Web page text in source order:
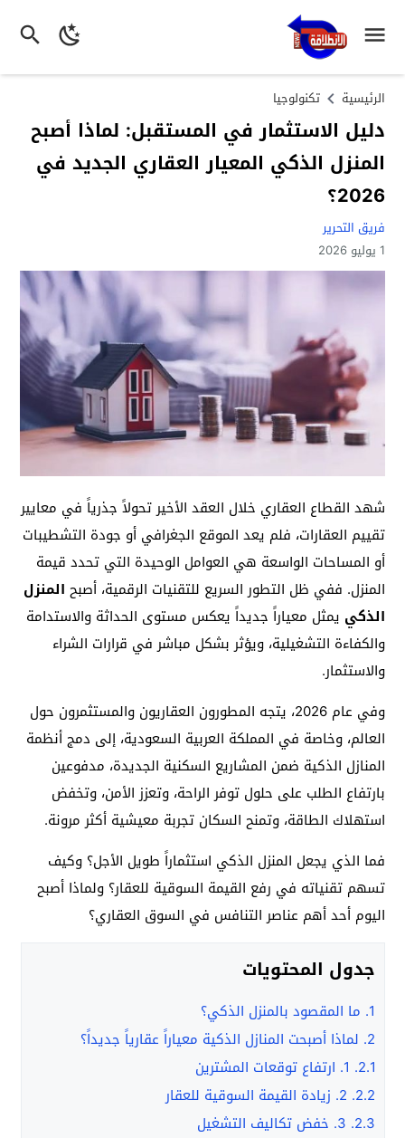
الرئيسية تكنولوجيا
دليل الاستثمار في المستقبل: لماذا أصبح
المنزل الذكي المعيار العقاري الجديد في
2026؟
فريق التحرير
1 يوليو 2026
شهد القطاع العقاري خلال العقد الأخير تحولاً جذرياً في معايير
تقييم العقارات، فلم يعد الموقع الجغرافي أو جودة التشطيبات
أو المساحات الواسعة هي العوامل الوحيدة التي تحدد قيمة
المنزل. ففي ظل التطور السريع للتقنيات الرقمية، أصبح المنزل
الذكي يمثل معياراً جديداً يعكس مستوى الحداثة والاستدامة
والكفاءة التشغيلية، ويؤثر بشكل مباشر في قرارات الشراء
والاستثمار.
وفي عام 2026، يتجه المطورون العقاريون والمستثمرون حول
العالم، وخاصة في المملكة العربية السعودية، إلى دمج أنظمة
المنازل الذكية ضمن المشاريع السكنية الجديدة، مدفوعين
بارتفاع الطلب على حلول توفر الراحة، وتعزز الأمن، وتخفض
استهلاك الطاقة، وتمنح السكان تجربة معيشية أكثر مرونة.
فما الذي يجعل المنزل الذكي استثماراً طويل الأجل؟ وكيف
تسهم تقنياته في رفع القيمة السوقية للعقار؟ ولماذا أصبح
اليوم أحد أهم عناصر التنافس في السوق العقاري؟
جدول المحتويات
1. ما المقصود بالمنزل الذكي؟
2. لماذا أصبحت المنازل الذكية معياراً عقارياً جديداً؟
2.1.
2.2.
2.3.